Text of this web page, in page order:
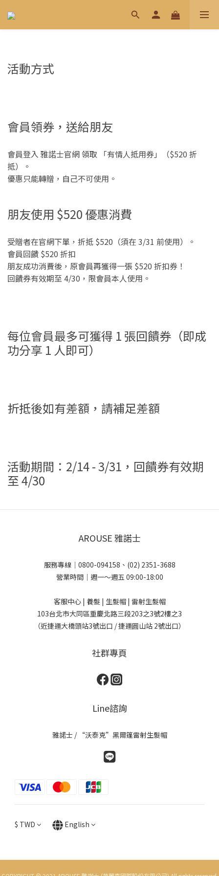
活動方式
會員領券，送給朋友
會員登入 雅諾士官網 領取 「有情人抵用券」（$520 折
抵）。
優惠只能轉贈，自己不可使用。
朋友使用 $520 優惠消費
受贈者在官網下單，折抵 $520（須在 3/31 前使用）。
會員回饋 $520 折扣
朋友成功消費後，原會員再獲得一張 $520 折扣券！
回饋券有效期至 4/30，限會員本人使用。
每位會員最多可獲得 1 張回饋券（即成
功分享 1 人即可）
折抵後如有差額，請補足差額
活動期間：2/14 - 3/31，回饋券有效期
至 4/30
AROUSE 雅諾士
服務專線｜0800-094158、(02) 2351-3688
營業時間｜週一～週五 09:00-18:00
客服中心 | 養髮 | 生髮帽 | 雷射生髮帽
103台北市大同區重慶北路三段203之3號2樓之3
（近捷運大橋頭站3號出口 / 捷運圓山站 2號出口）
社群專頁
Line諮詢
雅諾士 / “沃泰克”黑爾篷雷射生髮帽
$ TWD English